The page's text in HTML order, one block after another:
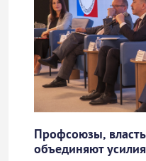
Профсоюзы,
объединяют